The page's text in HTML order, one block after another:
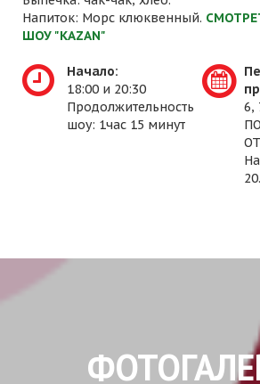
Напиток: Морс клюквенный.
ШОУ "KAZAN"
Начало:
18:00 и 20:30
Продолжительность
шоу: 1час 15 минут
6,